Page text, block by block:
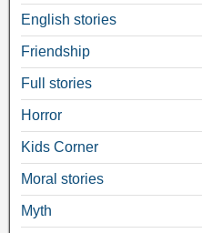
English stories
Friendship
Full stories
Horror
Kids Corner
Moral stories
Myth